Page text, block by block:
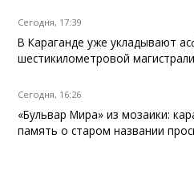
Сегодня, 17:39
В Караганде уже укладывают
шестикилометровой магистрали
Сегодня, 16:26
«Бульвар Мира» из мозаики:
память о старом названии